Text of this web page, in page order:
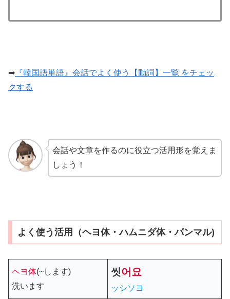
➡ 『韓国語単語』会話でよく使う【動詞】一覧 をチェッ
クする
会話や文章を作るのに役立つ活用形を覚えま
しょう！
よく使う活用（ヘヨ体・ハムニダ体・パンマル)
ヘヨ体(~します)
洗います
씻어 요
ッシソヨ